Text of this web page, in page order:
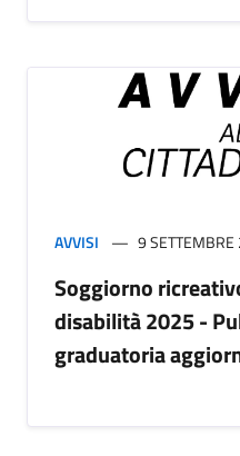
AVVISI 9
Soggiorno
disabilità 2025 -
graduatoria